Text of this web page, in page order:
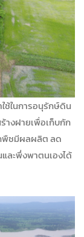
ช้ในการอนุรักษ์ดิน
างฝายเพื่อเก็บกัก
กพืชมีผลผลิต ลด
ละพึ่งพาตนเองได้